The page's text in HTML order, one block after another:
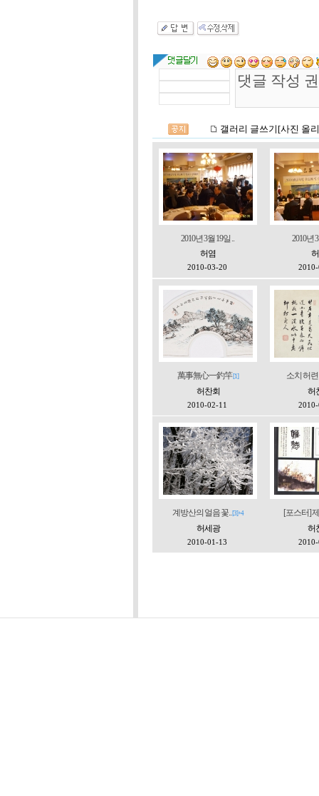
2010년 3월 19일 ..
허염
2010-03-20
2010년
萬事無心一釣竿[1]
허찬회
2010-02-11
소치 허
허
계방산의 얼음 꽃.. [3]+4
허세광
2010-01-13
[포스터]
허